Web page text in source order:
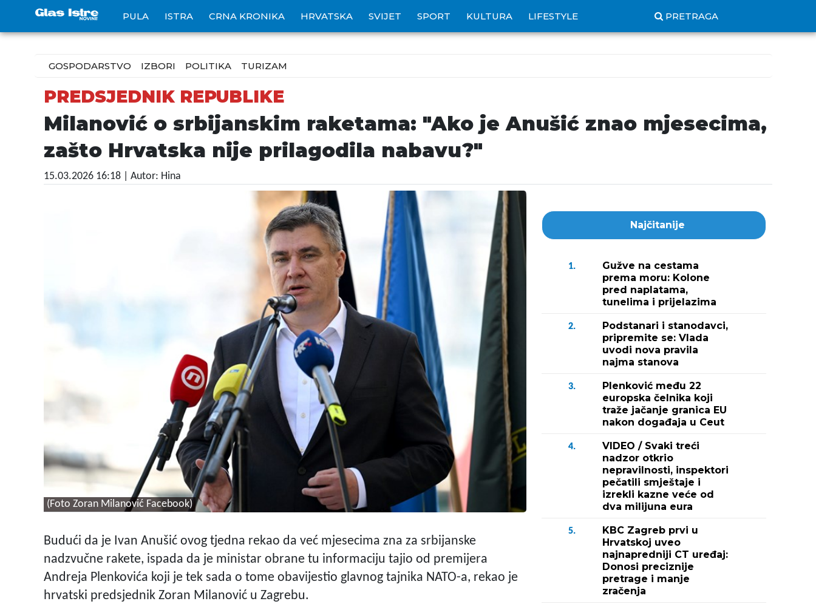
PULA ISTRA CRNA KRONIKA HRVATSKA SVIJET SPORT KULTURA LIFESTYLE PRETRAGA
GOSPODARSTVO IZBORI POLITIKA TURIZAM
PREDSJEDNIK REPUBLIKE
Milanović o srbijanskim raketama: "Ako je Anušić znao mjesecima,
zašto Hrvatska nije prilagodila nabavu?"
15.03.2026 16:18 | Autor: Hina
(Foto Zoran Milanović Facebook)
Budući da je Ivan Anušić ovog tjedna rekao da već mjesecima zna za srbijanske
nadzvučne rakete, ispada da je ministar obrane tu informaciju tajio od premijera
Andreja Plenkovića koji je tek sada o tome obavijestio glavnog tajnika NATO-a, rekao je
hrvatski predsjednik Zoran Milanović u Zagrebu.
Najčitanije
1.
Gužve na cestama
prema moru: Kolone
pred naplatama,
tunelima i prijelazima
2.
Podstanari i stanodavci,
pripremite se: Vlada
uvodi nova pravila
najma stanova
3.
Plenković među 22
europska čelnika koji
traže jačanje granica EU
nakon događaja u Ceut
4.
VIDEO / Svaki treći
nadzor otkrio
nepravilnosti, inspektori
pečatili smještaje i
izrekli kazne veće od
dva milijuna eura
5.
KBC Zagreb prvi u
Hrvatskoj uveo
najnapredniji CT uređaj:
Donosi preciznije
pretrage i manje
zračenja